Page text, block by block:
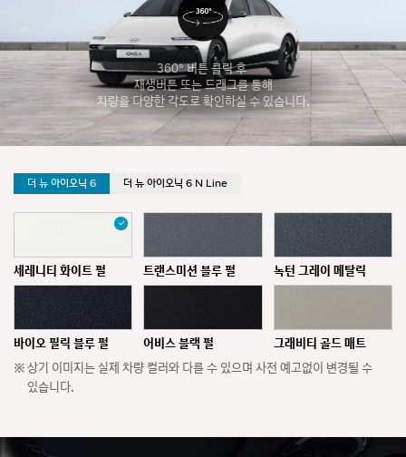
360° 버튼 클릭 후
재생버튼 또는 드래그를 통해
차량을 다양한 각도로 확인하실 수 있습니다.
더 뉴 아이오닉 6선
택
더 뉴 아이오닉 6 N Line
세레니티 화이트 펄 트랜스미션 블루 펄 녹턴 그레이 메탈릭
바이오 필릭 블루 펄 어비스 블랙 펄 그래비티 골드 매트
상기 이미지는 실제 차량 컬러와 다를 수 있으며 사전 예고없이 변경될 수
있습니다.